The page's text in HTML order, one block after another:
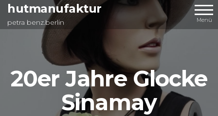
Zum
Inhalt
hutmanufaktur
petra benz.berlin Menü
20er Jahre Glocke
Sinamay